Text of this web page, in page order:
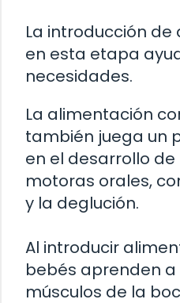
La introducción
en esta etapa
necesidades.
La alimentación
también juega un
en el desarrollo
motoras orales,
y la deglución.
Al introducir
bebés aprenden a
músculos de la